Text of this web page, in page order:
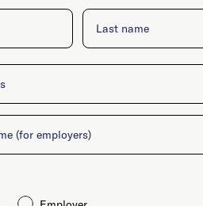
Last name